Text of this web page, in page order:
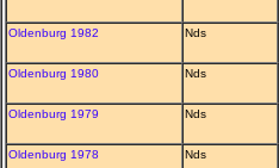
Oldenburg 1982 Nds
Oldenburg 1980 Nds
Oldenburg 1979 Nds
Oldenburg 1978 Nds